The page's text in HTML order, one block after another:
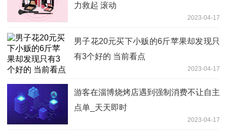
力救起 滚动
2023-04-17
男子花20元买下小贩的6斤苹果却发现只
有3个好的 当前看点
2023-04-17
游客在淄博烧烤店遇到强制消费不让自主
点单_天天即时
2023-04-17